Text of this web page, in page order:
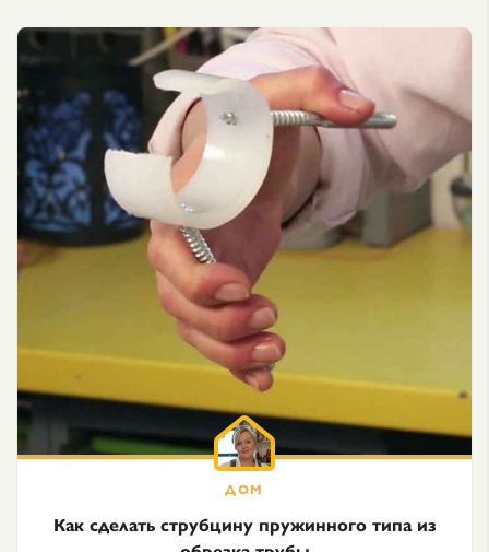
Как сделать струбцину пружинного типа из